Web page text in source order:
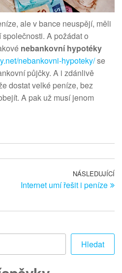
ale v bance neuspějí, měli
A požádat o
nebankovní hypotéky
nebankovni-hypoteky/se
půjčky. A i zdánlivě
dostat velké peníze, bez
A pak už musí jenom
NÁSLEDUJÍCÍ
Internet umí řešit i peníze
Hledat